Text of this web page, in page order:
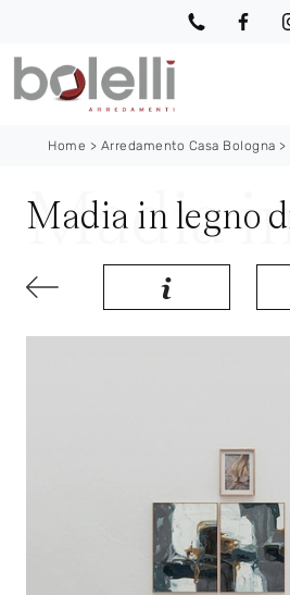
Home > Arredamento Casa Bologna >
Madia in legno